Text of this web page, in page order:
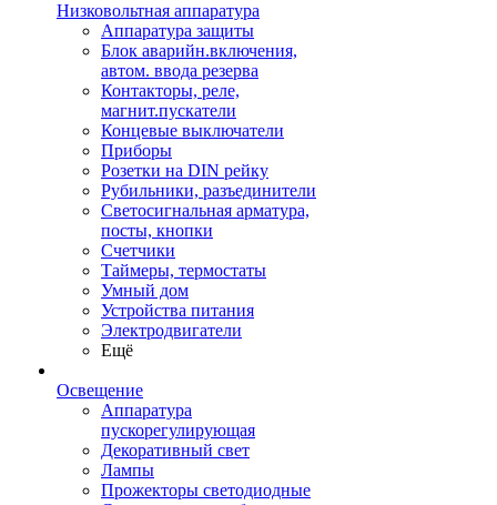
Низковольтная аппаратура
Аппаратура защиты
Блок аварийн.включения,
автом. ввода резерва
Контакторы, реле,
магнит.пускатели
Концевые выключатели
Приборы
Розетки на DIN рейку
Рубильники, разъединители
Светосигнальная арматура,
посты, кнопки
Счетчики
Таймеры, термостаты
Умный дом
Устройства питания
Электродвигатели
Ещё
Освещение
Аппаратура
пускорегулирующая
Декоративный свет
Лампы
Прожекторы светодиодные